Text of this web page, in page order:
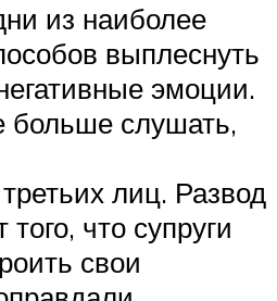
из наиболее
выплеснуть
эмоции.
больше слушать,
лиц. Развод
что супруги
свои